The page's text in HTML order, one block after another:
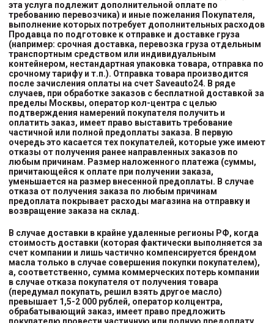
эта услуга подлежит дополнительной оплате по
требованию перевозчика) и иные пожелания Покупателя,
выполнение которых потребует дополнительных расходов
Продавца по подготовке к отправке и доставке груза
(например: срочная доставка, перевозка груза отдельным
транспортным средством или индивидуальным
контейнером, нестандартная упаковка товара, отправка по
срочному тарифу и т.п.). Отправка товара производится
после зачисления оплаты на счет Saveauto24. В ряде
случаев, при обработке заказов с бесплатной доставкой за
пределы Москвы, оператор кол-центра с целью
подтверждения намерений покупателя получить и
оплатить заказ, имеет право выставить требование
частичной или полной предоплаты заказа. В первую
очередь это касается тех покупателей, которые уже имеют
отказы от получения ранее направленных заказов по
любым причинам. Размер наложенного платежа (суммы,
причитающейся к оплате при получении заказа,
уменьшается на размер внесенной предоплаты. В случае
отказа от получения заказа по любым причинам
предоплата покрывает расходы магазина на отправку и
возвращение заказа на склад.
В случае доставки в крайне удаленные регионы РФ, когда
стоимость доставки (которая фактически выполняется за
счет компании и лишь частично компенсируется брендом
масла только в случае совершения покупки покупателем),
а, соответственно, сумма коммерческих потерь компании
в случае отказа покупателя от получения товара
(передумал покупать, решил взять другое масло)
превышает 1,5-2 000 рублей, оператор колцентра,
обрабатывающий заказ, имеет право предложить